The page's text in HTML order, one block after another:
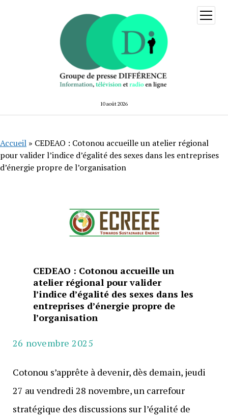
10 août 2026
ouvrir
menu
Accueil » CEDEAO : Cotonou accueille un atelier régional
pour valider l’indice d’égalité des sexes dans les entreprises
d’énergie propre de l’organisation
CEDEAO : Cotonou accueille un
atelier régional pour valider
l’indice d’égalité des sexes dans les
entreprises d’énergie propre de
l’organisation
26 novembre 2025
Cotonou s’apprête à devenir, dès demain, jeudi
27 au vendredi 28 novembre, un carrefour
stratégique des discussions sur l’égalité de